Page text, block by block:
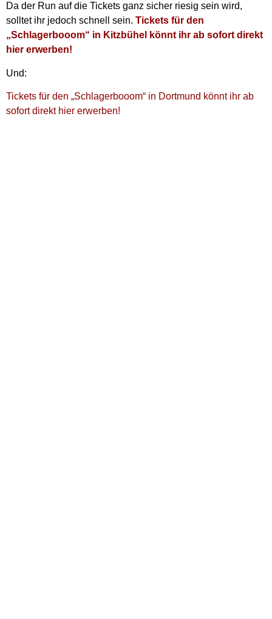
Da der Run auf die Tickets ganz sicher riesig sein wird,
solltet ihr jedoch schnell sein. Tickets für den
„Schlagerbooom“ in Kitzbühel könnt ihr ab sofort direkt
hier erwerben!
Und:
Tickets für den „Schlagerbooom“ in Dortmund könnt ihr ab
sofort direkt hier erwerben!